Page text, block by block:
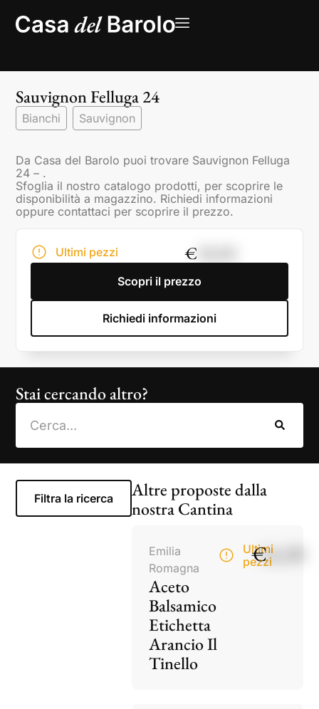
Sauvignon Felluga 24
Bianchi Sauvignon
Da Casa del Barolo puoi trovare Sauvignon Felluga
24 – .
Sfoglia il nostro catalogo prodotti, per scoprire le
disponibilità a magazzino. Richiedi informazioni
oppure contattaci per scoprire il prezzo.
Ultimi pezzi €
Scopri il prezzo
Richiedi informazioni
Stai cercando altro?
Filtra la ricerca
Altre proposte dalla
nostra Cantina
Emilia
Romagna
Aceto
Balsamico
Etichetta
Arancio Il
Tinello
Ultimi
pezzi
€14,50